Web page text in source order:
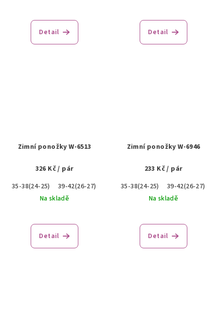
Detail Detail
Zimní ponožky W-6513
326 Kč/ pár
35-38(24-25)
39-42(26-27)
43-46(28-30)
Na skladě
Detail
Zimní ponožky W-6946
233 Kč/ pár
35-38(24-25)
39-42(26-27)
Na skladě
Detail